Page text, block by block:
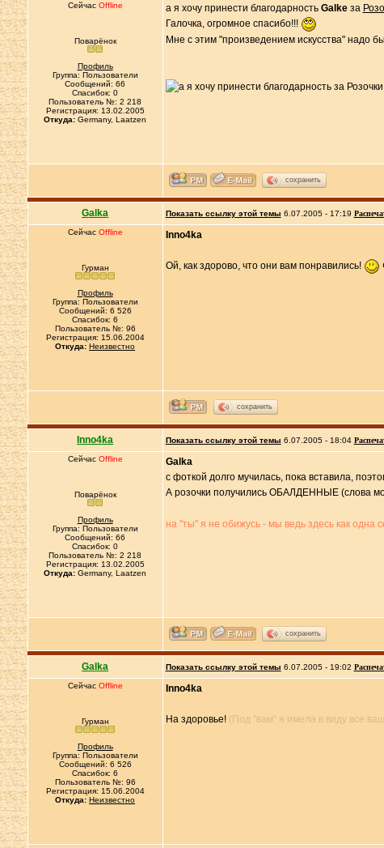
Сейчас Offline
Поварёнок
Профиль
Группа: Пользователи
Сообщений: 66
Спасибок: 0
Пользователь №: 2 218
Регистрация: 13.02.2005
Откуда: Germany, Laatzen
а я хочу принести благодарность Galkeза
Галочка, огромное спасибо!!!
Мне с этим "произведением искусства" надо
сохранить
Galka Показать ссылку этой темы 6.07.2005 - 17:19
Сейчас Offline
Гурман
Профиль
Группа: Пользователи
Сообщений: 6 526
Спасибок: 6
Пользователь №: 96
Регистрация: 15.06.2004
Откуда: Неизвестно
Inno4ka
Ой, как здорово, что они вам понравились!
сохранить
Inno4ka Показать ссылку этой темы 6.07.2005 - 18:04
Сейчас Offline
Поварёнок
Профиль
Группа: Пользователи
Сообщений: 66
Спасибок: 0
Пользователь №: 2 218
Регистрация: 13.02.2005
Откуда: Germany, Laatzen
Galka
с фоткой долго мучилась, пока вставила,
А розочки получились ОБАЛДЕННЫЕ (слова
на "ты" я не обижусь - мы ведь здесь как одна
сохранить
Galka Показать ссылку этой темы 6.07.2005 - 19:02
Сейчас Offline
Гурман
Профиль
Группа: Пользователи
Сообщений: 6 526
Спасибок: 6
Пользователь №: 96
Регистрация: 15.06.2004
Откуда: Неизвестно
Inno4ka
На здоровье! (Под "вам" я имела в виду все